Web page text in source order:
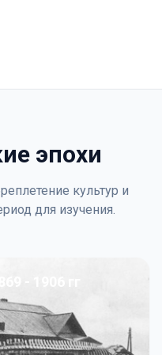
эпохи
культур и
для изучения.
- 1906 гг